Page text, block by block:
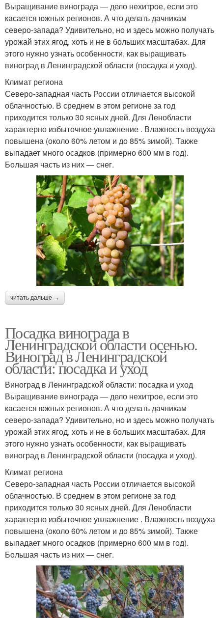
Выращивание винограда — дело нехитрое, если это
касается южных регионов. А что делать дачникам
северо-запада? Удивительно, но и здесь можно получать
урожай этих ягод, хоть и не в больших масштабах. Для
этого нужно узнать особенности, как выращивать
виноград в Ленинградской области (посадка и уход).
Климат региона
Северо-западная часть России отличается высокой
облачностью. В среднем в этом регионе за год
приходится только 30 ясных дней. Для Ленобласти
характерно избыточное увлажнение . Влажность воздуха
повышена (около 60% летом и до 85% зимой). Также
выпадает много осадков (примерно 600 мм в год).
Большая часть из них — снег.
читать дальше →
Посадка винограда в
Ленинградской области осенью.
Виноград в Ленинградской
области: посадка и уход
Виноград в Ленинградской области: посадка и уход
Выращивание винограда — дело нехитрое, если это
касается южных регионов. А что делать дачникам
северо-запада? Удивительно, но и здесь можно получать
урожай этих ягод, хоть и не в больших масштабах. Для
этого нужно узнать особенности, как выращивать
виноград в Ленинградской области (посадка и уход).
Климат региона
Северо-западная часть России отличается высокой
облачностью. В среднем в этом регионе за год
приходится только 30 ясных дней. Для Ленобласти
характерно избыточное увлажнение . Влажность воздуха
повышена (около 60% летом и до 85% зимой). Также
выпадает много осадков (примерно 600 мм в год).
Большая часть из них — снег.